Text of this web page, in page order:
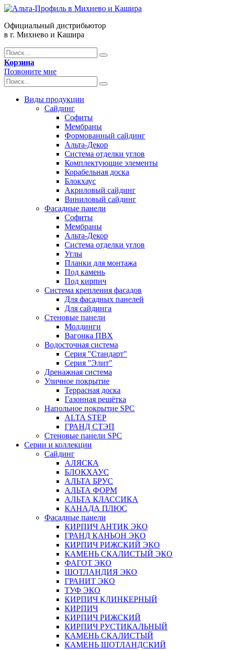
Официальный дистрибьютор
в г. Михнево и Кашира
Корзина
Позвоните мне
Виды продукции
Сайдинг
Софиты
Мембраны
Формованный сайдинг
Альта-Декор
Система отделки углов
Комплектующие элементы
Корабельная доска
Блокхаус
Акриловый сайдинг
Виниловый сайдинг
Фасадные панели
Софиты
Мембраны
Альта-Декор
Система отделки углов
Углы
Планки для монтажа
Под камень
Под кирпич
Система крепления фасадов
Для фасадных панелей
Для сайдинга
Стеновые панели
Молдинги
Вагонка ПВХ
Водосточная система
Серия "Стандарт"
Серия "Элит"
Дренажная система
Уличное покрытие
Террасная доска
Газонная решётка
Напольное покрытие SPC
ALTA STEP
ГРАНД СТЭП
Стеновые панели SPC
Серии и коллекции
Сайдинг
АЛЯСКА
БЛОКХАУС
АЛЬТА БРУС
АЛЬТА ФОРМ
АЛЬТА КЛАССИКА
КАНАДА ПЛЮС
Фасадные панели
КИРПИЧ АНТИК ЭКО
ГРАНД КАНЬОН ЭКО
КИРПИЧ РИЖСКИЙ ЭКО
КАМЕНЬ СКАЛИСТЫЙ ЭКО
ФАГОТ ЭКО
ШОТЛАНДИЯ ЭКО
ГРАНИТ ЭКО
ТУФ ЭКО
КИРПИЧ КЛИНКЕРНЫЙ
КИРПИЧ
КИРПИЧ РИЖСКИЙ
КИРПИЧ РУСТИКАЛЬНЫЙ
КАМЕНЬ СКАЛИСТЫЙ
КАМЕНЬ ШОТЛАНДСКИЙ